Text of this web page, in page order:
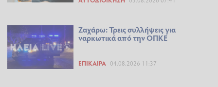
Ζαχάρω: Τρεις συλλήψεις για
ναρκωτικά από την ΟΠΚΕ
ΕΠΊΚΑΙΡΑ 04.08.2026 11:37